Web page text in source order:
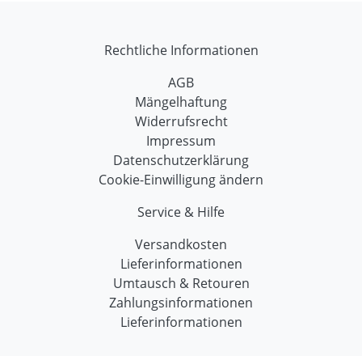
Rechtliche Informationen
AGB
Mängelhaftung
Widerrufsrecht
Impressum
Datenschutzerklärung
Cookie-Einwilligung ändern
Service & Hilfe
Versandkosten
Lieferinformationen
Umtausch & Retouren
Zahlungsinformationen
Lieferinformationen